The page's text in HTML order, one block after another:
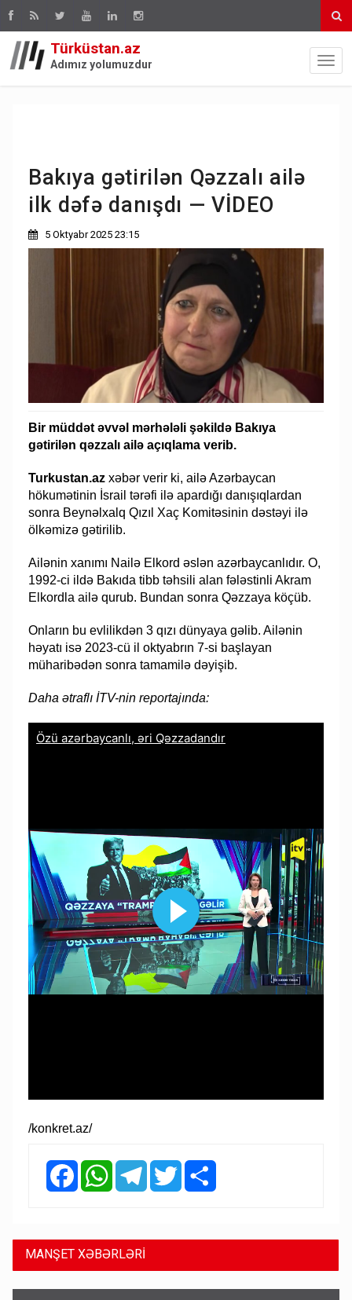
Türküstan.az
Adımız yolumuzdur
Bakıya gətirilən Qəzzalı ailə
ilk dəfə danışdı — VİDEO
5 Oktyabr 2025 23:15
Bir müddət əvvəl mərhələli şəkildə Bakıya
gətirilən qəzzalı ailə açıqlama verib.
Turkustan.az xəbər verir ki, ailə Azərbaycan
hökumətinin İsrail tərəfi ilə apardığı danışıqlardan
sonra Beynəlxalq Qızıl Xaç Komitəsinin dəstəyi ilə
ölkəmizə gətirilib.
Ailənin xanımı Nailə Elkord əslən azərbaycanlıdır. O,
1992-ci ildə Bakıda tibb təhsili alan fələstinli Akram
Elkordla ailə qurub. Bundan sonra Qəzzaya köçüb.
Onların bu evlilikdən 3 qızı dünyaya gəlib. Ailənin
həyatı isə 2023-cü il oktyabrın 7-si başlayan
müharibədən sonra tamamilə dəyişib.
Daha ətraflı İTV-nin reportajında:
/konkret.az/
FacebookWhatsAppTelegramTwitter
MANŞET XƏBƏRLƏRİ